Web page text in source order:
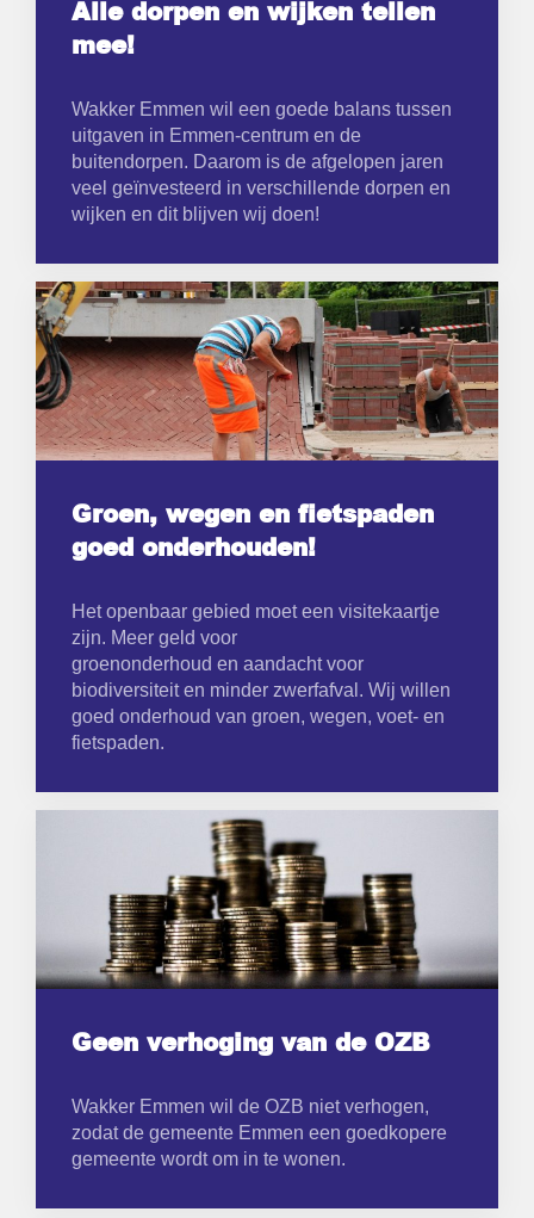
Alle dorpen en wijken tellen
mee!
Wakker Emmen wil een goede balans tussen
uitgaven in Emmen-centrum en de
buitendorpen. Daarom is de afgelopen jaren
veel geïnvesteerd in verschillende dorpen en
wijken en dit blijven wij doen!
Groen, wegen en fietspaden
goed onderhouden!
Het openbaar gebied moet een visitekaartje
zijn. Meer geld voor
groenonderhoud en aandacht voor
biodiversiteit en minder zwerfafval. Wij willen
goed onderhoud van groen, wegen, voet- en
fietspaden.
Geen verhoging van de OZB
Wakker Emmen wil de OZB niet verhogen,
zodat de gemeente Emmen een goedkopere
gemeente wordt om in te wonen.